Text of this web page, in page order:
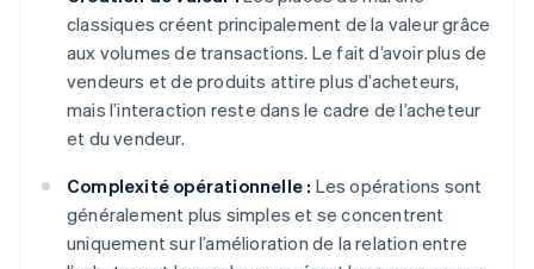
classiques créent principalement de la valeur grâce
aux volumes de transactions. Le fait d’avoir plus de
vendeurs et de produits attire plus d’acheteurs,
mais l’interaction reste dans le cadre de l’acheteur
et du vendeur.
Complexité opérationnelle : Les opérations sont
généralement plus simples et se concentrent
uniquement sur l’amélioration de la relation entre